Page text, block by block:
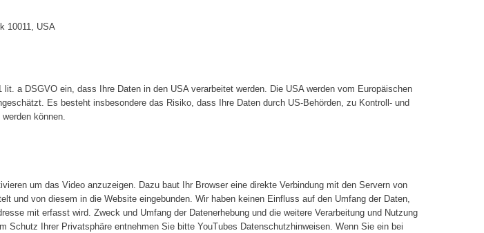
10011, USA
a DSGVO ein, dass Ihre Daten in den USA verarbeitet werden. Die USA werden vom Europäischen
Es besteht insbesondere das Risiko, dass Ihre Daten durch US-Behörden, zu Kontroll- und
können.
um das Video anzuzeigen. Dazu baut Ihr Browser eine direkte Verbindung mit den Servern von
und von diesem in die Website eingebunden. Wir haben keinen Einfluss auf den Umfang der Daten,
mit erfasst wird. Zweck und Umfang der Datenerhebung und die weitere Verarbeitung und Nutzung
Ihrer Privatsphäre entnehmen Sie bitte YouTubes Datenschutzhinweisen. Wenn Sie ein bei